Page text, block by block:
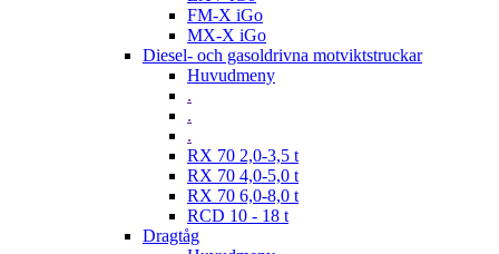
FM-X iGo
MX-X iGo
Diesel- och gasoldrivna motviktstruckar
Huvudmeny
.
.
.
RX 70 2,0-3,5 t
RX 70 4,0-5,0 t
RX 70 6,0-8,0 t
RCD 10 - 18 t
Dragtåg